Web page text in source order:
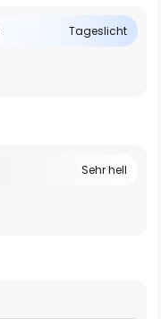
Tageslicht
Sehr hell